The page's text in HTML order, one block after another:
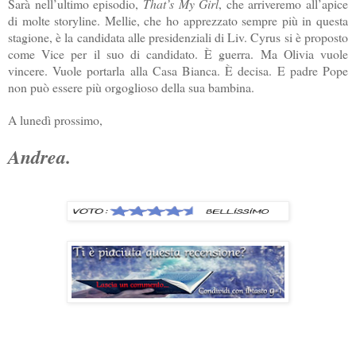
Sarà nell’ultimo episodio, That’s My Girl, che arriveremo all’apice
di molte storyline. Mellie, che ho apprezzato sempre più in questa
stagione, è la candidata alle presidenziali di Liv. Cyrus si è proposto
come Vice per il suo di candidato. È guerra. Ma Olivia vuole
vincere. Vuole portarla alla Casa Bianca. È decisa. E padre Pope
non può essere più orgoglioso della sua bambina.
A lunedì prossimo,
Andrea.